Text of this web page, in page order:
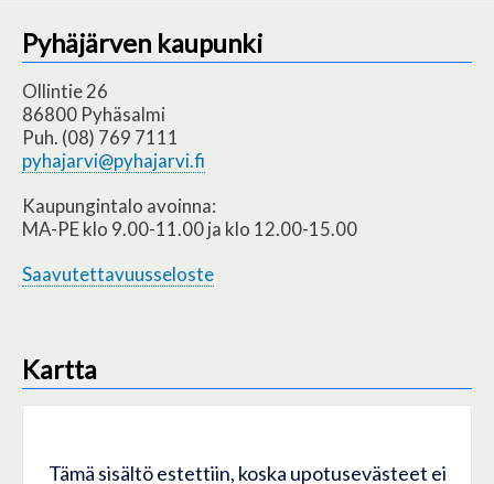
Pyhäjärven kaupunki
Ollintie 26
86800 Pyhäsalmi
Puh. (08) 769 7111
pyhajarvi@pyhajarvi.fi
Kaupungintalo avoinna:
MA-PE klo 9.00-11.00 ja klo 12.00-15.00
Saavutettavuusseloste
Kartta
Tämä sisältö estettiin, koska upotusevästeet ei